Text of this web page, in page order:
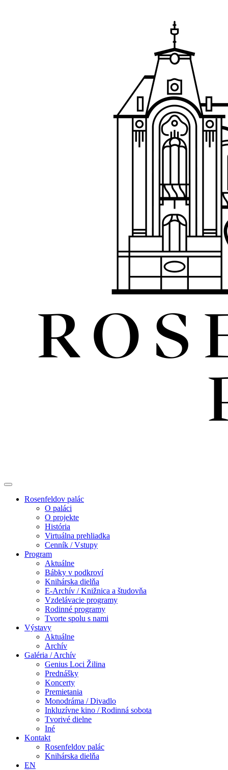
Rosenfeldov palác
O paláci
O projekte
História
Virtuálna prehliadka
Cenník / Vstupy
Program
Aktuálne
Bábky v podkroví
Knihárska dielňa
E-Archív / Knižnica a študovňa
Vzdelávacie programy
Rodinné programy
Tvorte spolu s nami
Výstavy
Aktuálne
Archív
Galéria / Archív
Genius Loci Žilina
Prednášky
Koncerty
Premietania
Monodráma / Divadlo
Inkluzívne kino / Rodinná sobota
Tvorivé dielne
Iné
Kontakt
Rosenfeldov palác
Knihárska dielňa
EN